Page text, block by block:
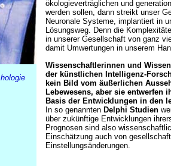
ökologieverträglichen und
werden sollen, dann streikt unser
Neuronale Systeme, implantiert in
Lösungsweg. Denn die
in unserer Gesellschaft von ganz
damit Umwertungen in unserem
Wissenschaftlerinnen und
der künstlichen Intelligenz-
kein Bild vom äußerlichen
Lebewesens, aber sie entwerfen
Basis der Entwicklungen in den
In so genannten Delphi Studien
über zukünftige Entwicklungen
Prognosen sind also
Einschätzung auch von
Einstellungsänderungen.